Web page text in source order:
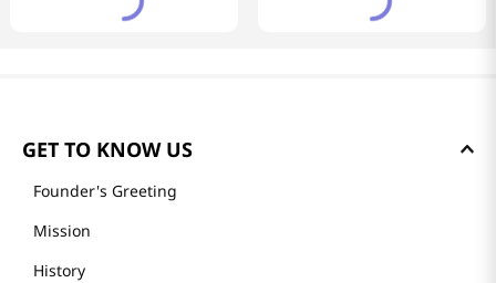
GET TO KNOW US
Founder's Greeting
Mission
History